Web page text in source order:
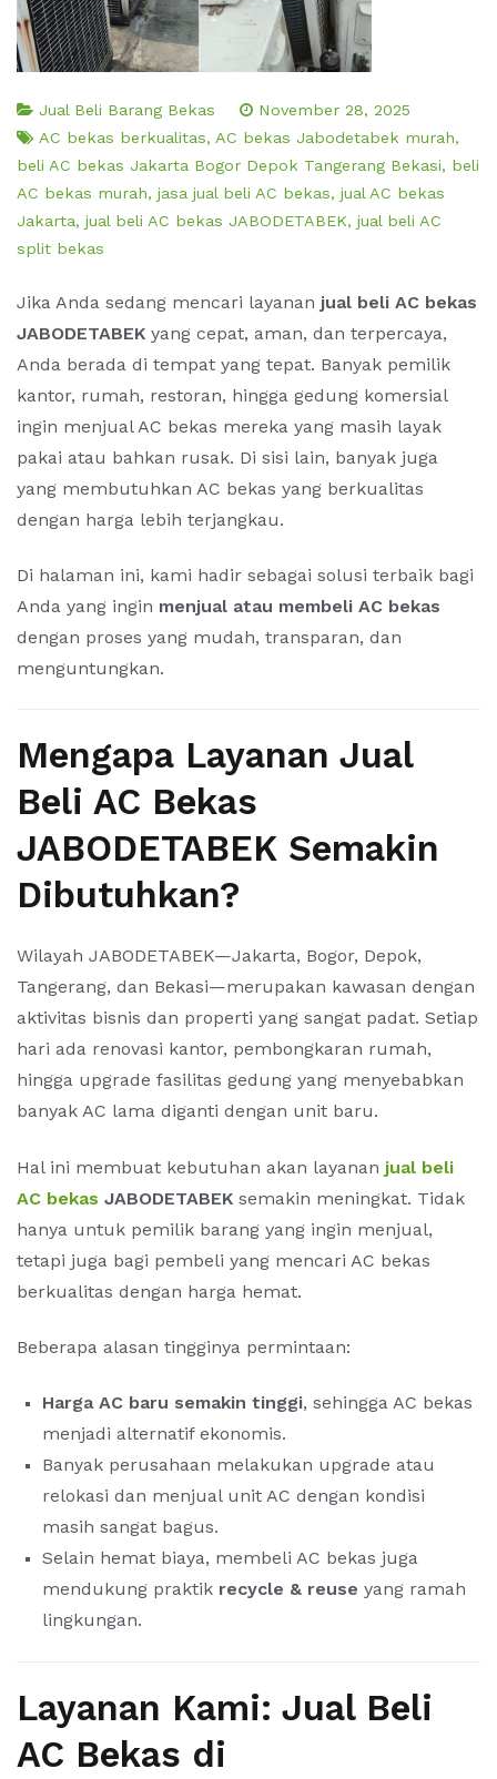
Jual Beli Barang Bekas
November 28, 2025
AC bekas berkualitas, AC bekas Jabodetabek murah,
beli AC bekas Jakarta Bogor Depok Tangerang Bekasi, beli
AC bekas murah, jasa jual beli AC bekas, jual AC bekas
Jakarta, jual beli AC bekas JABODETABEK, jual beli AC
split bekas
Jika Anda sedang mencari layanan jual beli AC bekas
JABODETABEK yang cepat, aman, dan terpercaya,
Anda berada di tempat yang tepat. Banyak pemilik
kantor, rumah, restoran, hingga gedung komersial
ingin menjual AC bekas mereka yang masih layak
pakai atau bahkan rusak. Di sisi lain, banyak juga
yang membutuhkan AC bekas yang berkualitas
dengan harga lebih terjangkau.
Di halaman ini, kami hadir sebagai solusi terbaik bagi
Anda yang ingin menjual atau membeli AC bekas
dengan proses yang mudah, transparan, dan
menguntungkan.
Mengapa Layanan Jual
Beli AC Bekas
JABODETABEK Semakin
Dibutuhkan?
Wilayah JABODETABEK—Jakarta, Bogor, Depok,
Tangerang, dan Bekasi—merupakan kawasan dengan
aktivitas bisnis dan properti yang sangat padat. Setiap
hari ada renovasi kantor, pembongkaran rumah,
hingga upgrade fasilitas gedung yang menyebabkan
banyak AC lama diganti dengan unit baru.
Hal ini membuat kebutuhan akan layanan jual beli
AC bekas JABODETABEK semakin meningkat. Tidak
hanya untuk pemilik barang yang ingin menjual,
tetapi juga bagi pembeli yang mencari AC bekas
berkualitas dengan harga hemat.
Beberapa alasan tingginya permintaan:
Harga AC baru semakin tinggi, sehingga AC bekas
menjadi alternatif ekonomis.
Banyak perusahaan melakukan upgrade atau
relokasi dan menjual unit AC dengan kondisi
masih sangat bagus.
Selain hemat biaya, membeli AC bekas juga
mendukung praktik recycle & reuse yang ramah
lingkungan.
Layanan Kami: Jual Beli
AC Bekas di